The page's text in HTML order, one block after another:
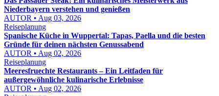
Niederbayern verstehen und genießen
AUTOR • Aug 03, 2026
Reiseplanung
Spanische Küche in Wuppertal: Tapas, Paella und die besten
Gründe für deinen nächsten Genussabend
AUTOR • Aug 02, 2026
Reiseplanung
Meeresfruechte Restaurants – Ein Leitfaden für
außergewöhnliche kulinarische Erlebnisse
AUTOR • Aug 02, 2026